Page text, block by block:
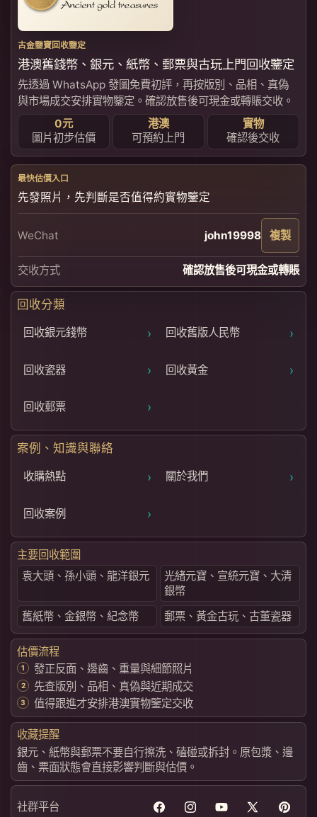
古金鑒寶回收鑒定
港澳舊錢幣、銀元、紙幣、郵票與古玩上門回收鑒定
先透過 WhatsApp 發圖免費初評，再按版別、品相、真偽
與市場成交安排實物鑒定。確認放售後可現金或轉賬交收。
0元
圖片初步估價
港澳
可預約上門
實物
確認後交收
最快估價入口
先發照片，先判斷是否值得約實物鑒定
WeChat john19998 複製
交收方式 確認放售後可現金或轉賬
回收分類
回收銀元錢幣 › 回收舊版人民幣 ›
回收瓷器 › 回收黃金 ›
回收郵票 ›
案例、知識與聯絡
收購熱點 › 關於我們 ›
回收案例 ›
主要回收範圍
袁大頭、孫小頭、龍洋銀元
光緒元寶、宣統元寶、大清
銀幣
舊紙幣、金銀幣、紀念幣
郵票、黃金古玩、古董瓷器
估價流程
發正反面、邊齒、重量與細節照片
先查版別、品相、真偽與近期成交
值得跟進才安排港澳實物鑒定交收
收藏提醒
銀元、紙幣與郵票不要自行擦洗、磕碰或拆封。原包漿、邊
齒、票面狀態會直接影響判斷與估價。
社群平台